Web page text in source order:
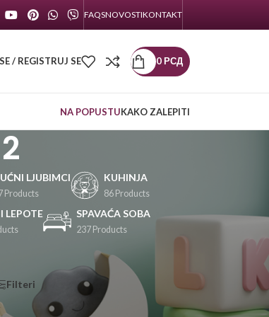
FAQSNOVOSTIKONTAKT
/ REGISTRUJ SE 0РСД
NA POPUSTUKAKO ZALEPITI
LJUBIMCI
Products
KUHINJA
86 Products
LEPOTE SPAVAĆA SOBA
237 Products
Filteri
KATEGORIJE
PROIZVODA